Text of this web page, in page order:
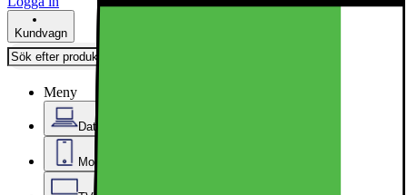
Kundvagn
Meny
Datorer & Kontor
Mobiler, Tablets & Smartklockor